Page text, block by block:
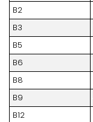
B2
B3
B5
B6
B8
B9
B12